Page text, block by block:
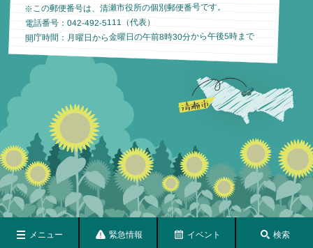
メニュー 緊急情報 イベント 検索
※この郵便番号は、清瀬市役所の個別郵便番号です。
電話番号：042-492-5111（代表）
開庁時間：月曜日から金曜日の午前8時30分から午後5時まで